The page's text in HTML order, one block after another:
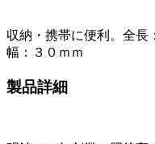
収納・携帯に便利。全長
幅：３０ｍｍ
製品詳細